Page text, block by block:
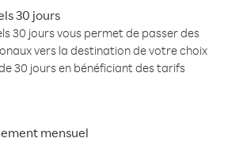
30 jours
30 jours vous permet de passer des
vers la destination de votre choix
30 jours en bénéficiant des tarifs
mensuel